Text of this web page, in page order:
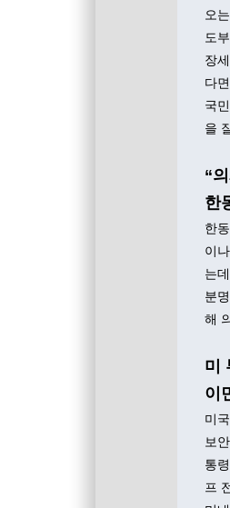
오
도
장
다
국
을
“
한
한
이
는
분
해
미
이
미
보
통
프